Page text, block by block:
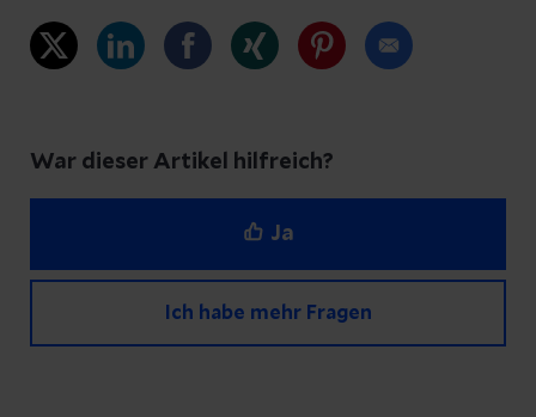
War dieser Artikel hilfreich?
Ja
Ich habe mehr Fragen